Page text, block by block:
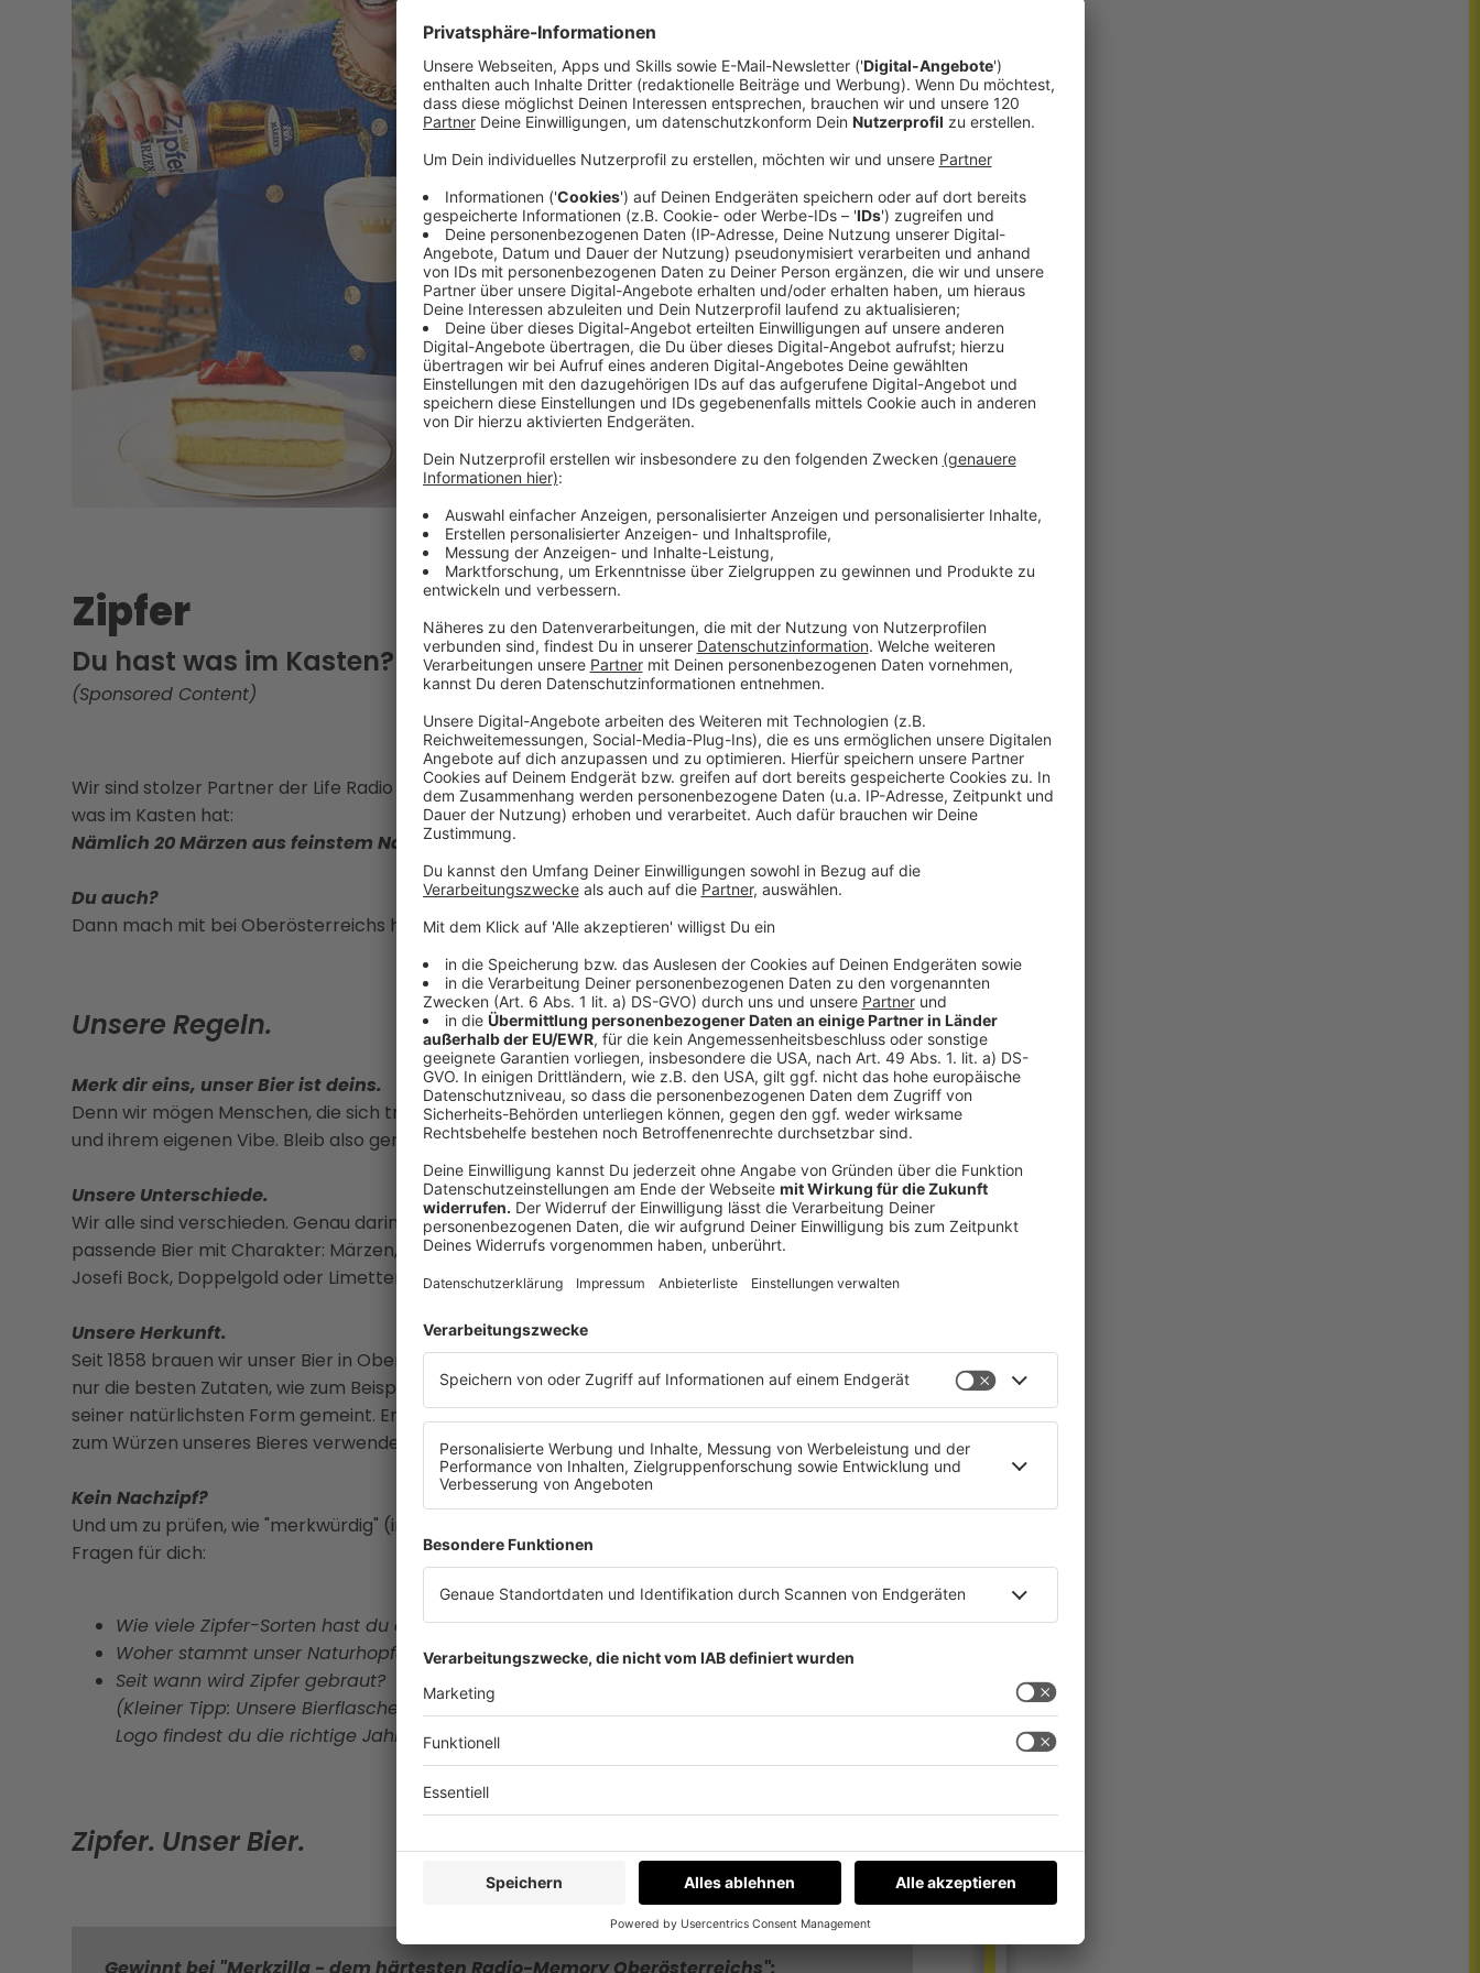
Zipfer
Du hast was im Kasten? Wir auch.
(Sponsored Content)
Wir sind stolzer Partner der Life Radio „Merkzilla“-Challenge und beweisen, dass Zipfer ordentlich
was im Kasten hat:
Nämlich 20 Märzen aus feinstem Naturhopfen.
Du auch?
Dann mach mit bei Oberösterreichs härtestem Radio-Memory.
Unsere Regeln.
Merk dir eins, unser Bier ist deins.
Denn wir mögen Menschen, die sich treu bleiben. Die einfach sie selbst sind, mit ihrer eigenen Art
und ihrem eigenen Vibe. Bleib also genau so, wie du bist. Dann passt’s!
Unsere Unterschiede.
Wir alle sind verschieden. Genau darin liegt ja der Reiz. Und für jeden Typen haben wir genau das
passende Bier mit Charakter: Märzen, Urtyp, Naturhopfen-Pils, Drei, 0.0, Kellerbier, Stefanie und
Josefi Bock, Doppelgold oder Limetten Radler.
Unsere Herkunft.
Seit 1858 brauen wir unser Bier in Oberösterreich, genauer gesagt in Zipf. Dabei verwenden wir
nur die besten Zutaten, wie zum Beispiel Naturhopfen aus dem Mühlviertel. Damit ist Hopfen in
seiner natürlichsten Form gemeint. Er wird nach der Ernte lediglich getrocknet und anschließend
zum Würzen unseres Bieres verwendet.
Kein Nachzipf?
Und um zu prüfen, wie "merkwürdig" (im positivsten Sinne) du bist, haben wir noch drei kurze
Fragen für dich:
Wie viele Zipfer-Sorten hast du dir gemerkt?
Woher stammt unser Naturhopfen?
Seit wann wird Zipfer gebraut?
(Kleiner Tipp: Unsere Bierflaschen dienen dir als Schummelzettel. In der Krone über dem
Logo findest du die richtige Jahreszahl.)
Zipfer. Unser Bier.